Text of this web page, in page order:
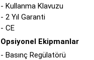
- Kullanma Klavuzu
- 2 Yıl Garanti
- CE
Opsiyonel Ekipmanlar
- Basınç Regülatörü